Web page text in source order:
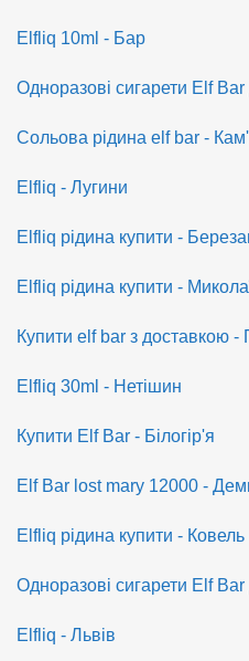
Elfliq 10ml - Бар
Одноразові сигарети Elf
Сольова рідина elf bar -
Elfliq - Лугини
Elfliq рідина купити -
Elfliq рідина купити -
Купити elf bar з доставкою -
Elfliq 30ml - Нетішин
Купити Elf Bar - Білогір'я
Elf Bar lost mary 12000 -
Elfliq рідина купити - Ковель
Одноразові сигарети Elf
Elfliq - Львів